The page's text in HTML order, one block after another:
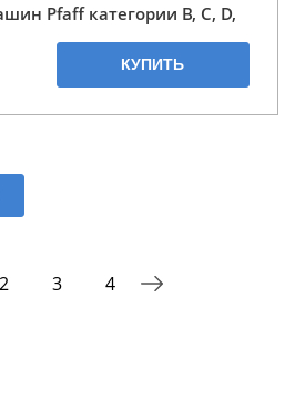
Pfaff категории B, C, D,
КУПИТЬ
2 3 4